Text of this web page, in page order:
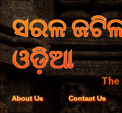
Skip to
ସରଳ
ଓଡ଼ିଆ
The
About Us Contact Us